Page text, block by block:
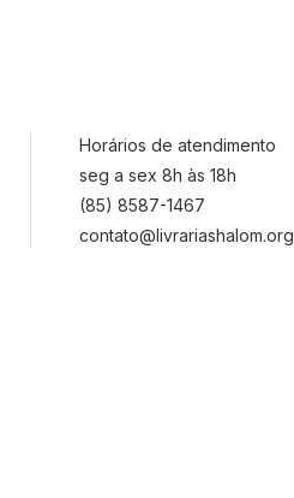
Horários de atendimento
seg a sex 8h às 18h
(85) 8587-1467
contato@livrariashalom.org